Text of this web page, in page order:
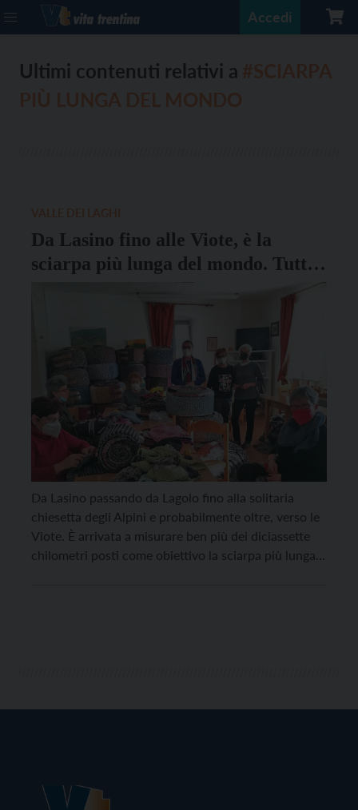
Accedi
Ultimi contenuti relativi a
Da Lasino fino alle Viote, è la
sciarpa più lunga del mondo. Tutta
Italia ha contribuito
Da Lasino passando da Lagolo fino alla solitaria
chiesetta degli Alpini e probabilmente oltre, verso le
Viote. È arrivata a misurare ben più dei diciassette
chilometri posti come obiettivo la sciarpa più lunga